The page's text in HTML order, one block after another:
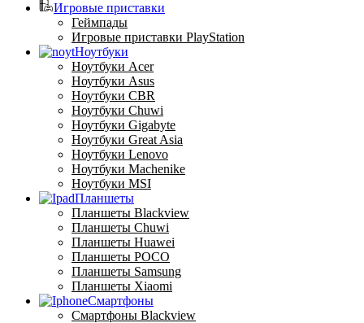
Игровые приставки
Геймпады
Игровые приставки PlayStation
Ноутбуки
Ноутбуки Acer
Ноутбуки Asus
Ноутбуки CBR
Ноутбуки Chuwi
Ноутбуки Gigabyte
Ноутбуки Great Asia
Ноутбуки Lenovo
Ноутбуки Machenike
Ноутбуки MSI
Планшеты
Планшеты Blackview
Планшеты Chuwi
Планшеты Huawei
Планшеты POCO
Планшеты Samsung
Планшеты Xiaomi
Смартфоны
Смартфоны Blackview